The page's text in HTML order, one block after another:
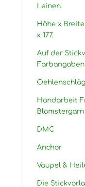
Leinen.
Höhe x
x 177.
Auf der
Farbangaben
Handarbeit
Blomstergarn
DMC
Anchor
Vaupel &
Die